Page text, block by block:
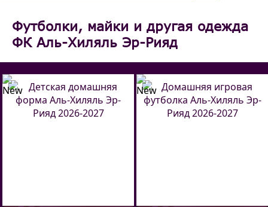
Футболки, майки и другая одежда
ФК Аль-Хиляль Эр-Рияд